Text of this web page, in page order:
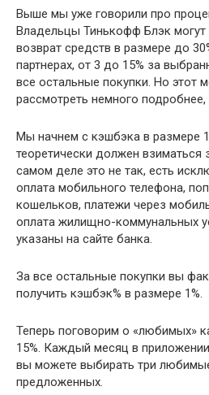
Выше мы уже говорили про
Владельцы Тинькофф Блэк могут
возврат средств в размере до
партнерах, от 3 до 15% за
все остальные покупки. Но этот
рассмотреть немного
Мы начнем с кэшбэка в размере
теоретически должен
самом деле это не так, есть
оплата мобильного телефона,
кошельков, платежи через
оплата жилищно-коммунальных
указаны на сайте банка.
За все остальные покупки вы
получить кэшбэк% в размере 1%.
Теперь поговорим о «любимых»
15%. Каждый месяц в
вы можете выбирать три
предложенных.